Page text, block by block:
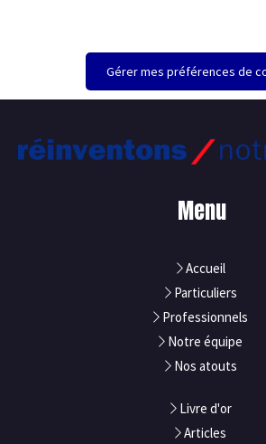
Gérer mes préférences de
Menu
Accueil
Particuliers
Professionnels
Notre équipe
Nos atouts
Livre d'or
Articles